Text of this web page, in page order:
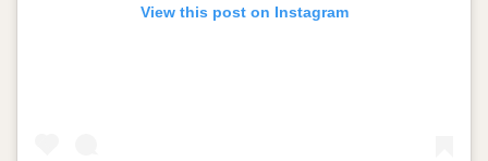
View this post on Instagram